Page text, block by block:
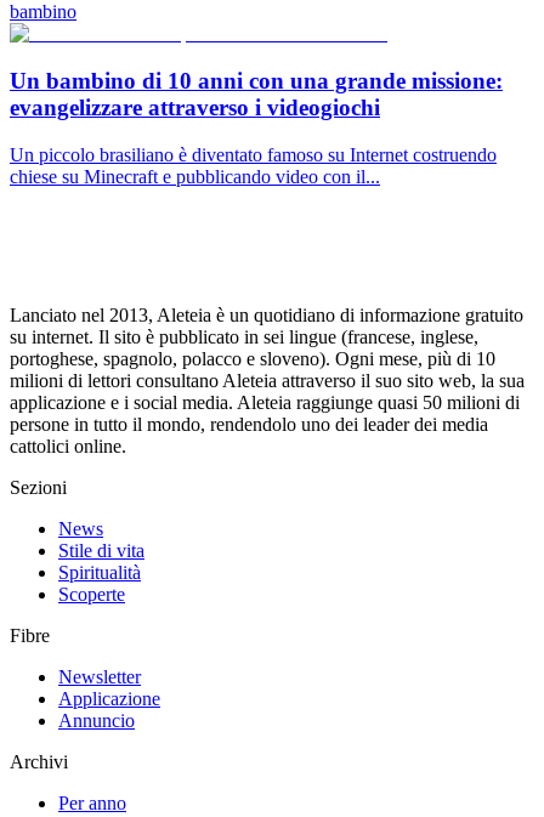
bambino
Un bambino di 10 anni con una grande missione:
evangelizzare attraverso i videogiochi
Un piccolo brasiliano è diventato famoso su Internet costruendo
chiese su Minecraft e pubblicando video con il...
Lanciato nel 2013, Aleteia è un quotidiano di informazione gratuito
su internet. Il sito è pubblicato in sei lingue (francese, inglese,
portoghese, spagnolo, polacco e sloveno). Ogni mese, più di 10
milioni di lettori consultano Aleteia attraverso il suo sito web, la sua
applicazione e i social media. Aleteia raggiunge quasi 50 milioni di
persone in tutto il mondo, rendendolo uno dei leader dei media
cattolici online.
Sezioni
News
Stile di vita
Spiritualità
Scoperte
Fibre
Newsletter
Applicazione
Annuncio
Archivi
Per anno